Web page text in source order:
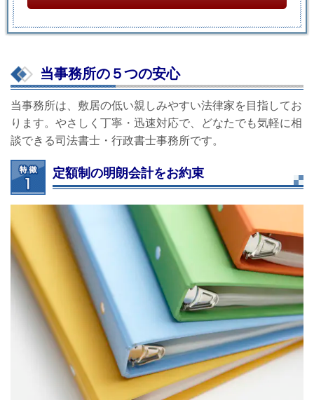
当事務所の５つの安心
当事務所は、敷居の低い親しみやすい法律家を目指してお
ります。やさしく丁寧・迅速対応で、どなたでも気軽に相
談できる司法書士・行政書士事務所です。
定額制の明朗会計をお約束